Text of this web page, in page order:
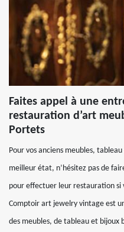
Faites appel à une
restauration d’art
Portets
Pour vos anciens meubles,
meilleur état, n’hésitez pas de
pour effectuer leur restauration si
Comptoir art jewelry vintage est
des meubles, de tableau et bijoux